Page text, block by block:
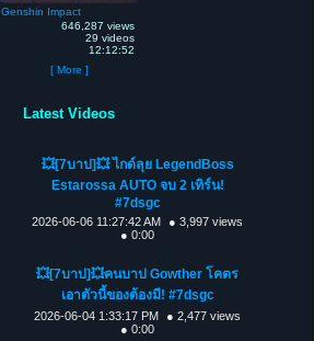
Genshin Impact
646,287 views
29 videos
12:12:52
[ More ]
Latest Videos
💥[7บาป]💥 ไกด์ลุย LegendBoss
Estarossa AUTO จบ 2 เทิร์น!
#7dsgc
2026-06-06 11:27:42 AM
● 3,997 views
● 0:00
💥[7บาป]💥คนบาป Gowther โคตร
เอาตัวนี้ของต้องมี! #7dsgc
2026-06-04 1:33:17 PM
● 2,477 views
● 0:00